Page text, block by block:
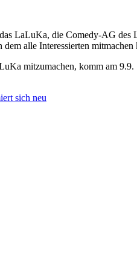
LaLuKa, die Comedy-AG des
alle Interessierten mitmachen
mitzumachen, komm am
sich neu